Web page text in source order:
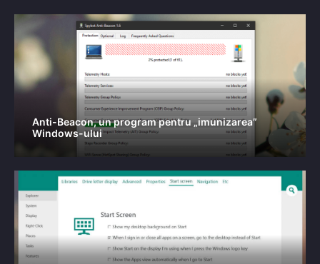
Anti-Beacon, un program pentru „imunizarea”
Windows-ului